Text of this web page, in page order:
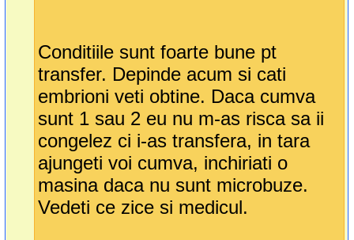
Conditiile sunt foarte bune pt
transfer. Depinde acum si cati
embrioni veti obtine. Daca cumva
sunt 1 sau 2 eu nu m-as risca sa ii
congelez ci i-as transfera, in tara
ajungeti voi cumva, inchiriati o
masina daca nu sunt microbuze.
Vedeti ce zice si medicul.